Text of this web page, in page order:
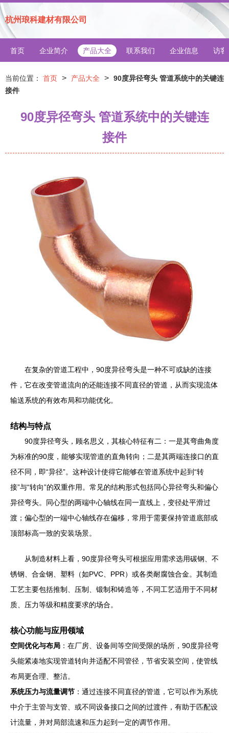
杭州琅科建材有限公司
首页 企业简介 产品大全 联系我们 企业信息 访客
当前位置： 首页 > 产品大全 > 90度异径弯头 管道系统中的关键连
接件
90度异径弯头 管道系统中的关键连
接件
在复杂的管道工程中，90度异径弯头是一种不可或缺的连接
件，它在改变管道流向的还能连接不同直径的管道，从而实现流体
输送系统的有效布局和功能优化。
结构与特点
90度异径弯头，顾名思义，其核心特征有二：一是其弯曲角度
为标准的90度，能够实现管道的直角转向；二是其两端连接口的直
径不同，即“异径”。这种设计使得它能够在管道系统中起到“转
接”与“转向”的双重作用。常见的结构形式包括同心异径弯头和偏心
异径弯头。同心型的两端中心轴线在同一直线上，变径处平滑过
渡；偏心型的一端中心轴线存在偏移，常用于需要保持管道底部或
顶部标高一致的安装场景。
从制造材料上看，90度异径弯头可根据应用需求选用碳钢、不
锈钢、合金钢、塑料（如PVC、PPR）或各类耐腐蚀合金。其制造
工艺主要包括推制、压制、锻制和铸造等，不同工艺适用于不同材
质、压力等级和精度要求的场合。
核心功能与应用领域
空间优化与布局 ：在厂房、设备间等空间受限的场所，90度异径弯
头能紧凑地实现管道转向并适配不同管径，节省安装空间，使管线
布局更合理、整洁。
系统压力与流量调节 ：通过连接不同直径的管道，它可以作为系统
中介于主管与支管、或不同设备接口之间的过渡件，有助于匹配设
计流量，并对局部流速和压力起到一定的调节作用。